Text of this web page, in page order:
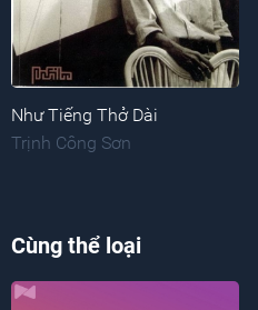
Như Tiếng Thở Dài
Trịnh Công Sơn
Cùng thể loại